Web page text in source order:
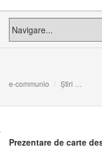
e-communio Știri
Prezentare de carte